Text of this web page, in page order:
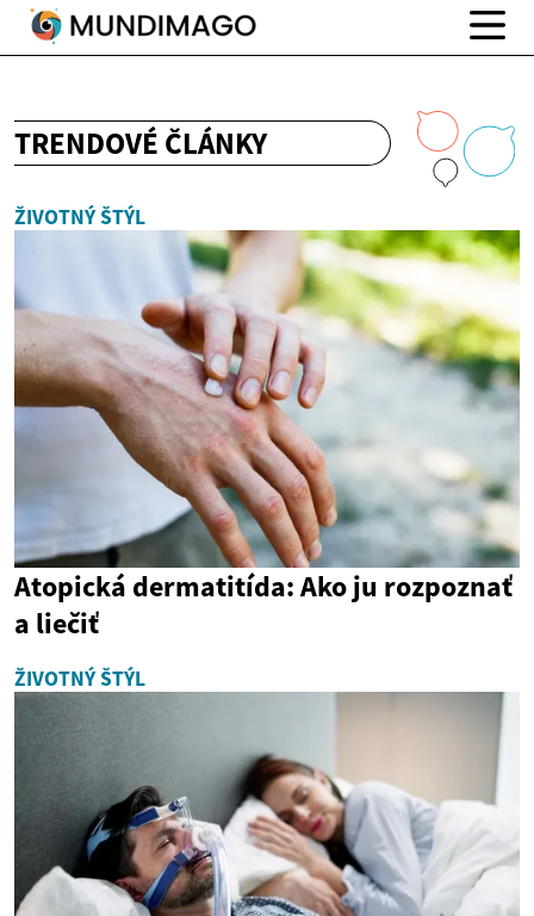
TRENDOVÉ ČLÁNKY
ŽIVOTNÝ ŠTÝL
Atopická dermatitída: Ako ju rozpoznať
a liečiť
ŽIVOTNÝ ŠTÝL